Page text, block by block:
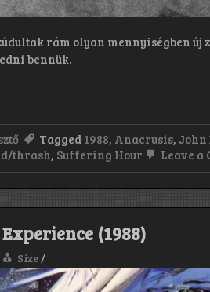
rám olyan mennyiségben
bennük.
Tagged 1988, Anacrusis, John
thrash, Suffering Hour Leave a
(1988)
Size /